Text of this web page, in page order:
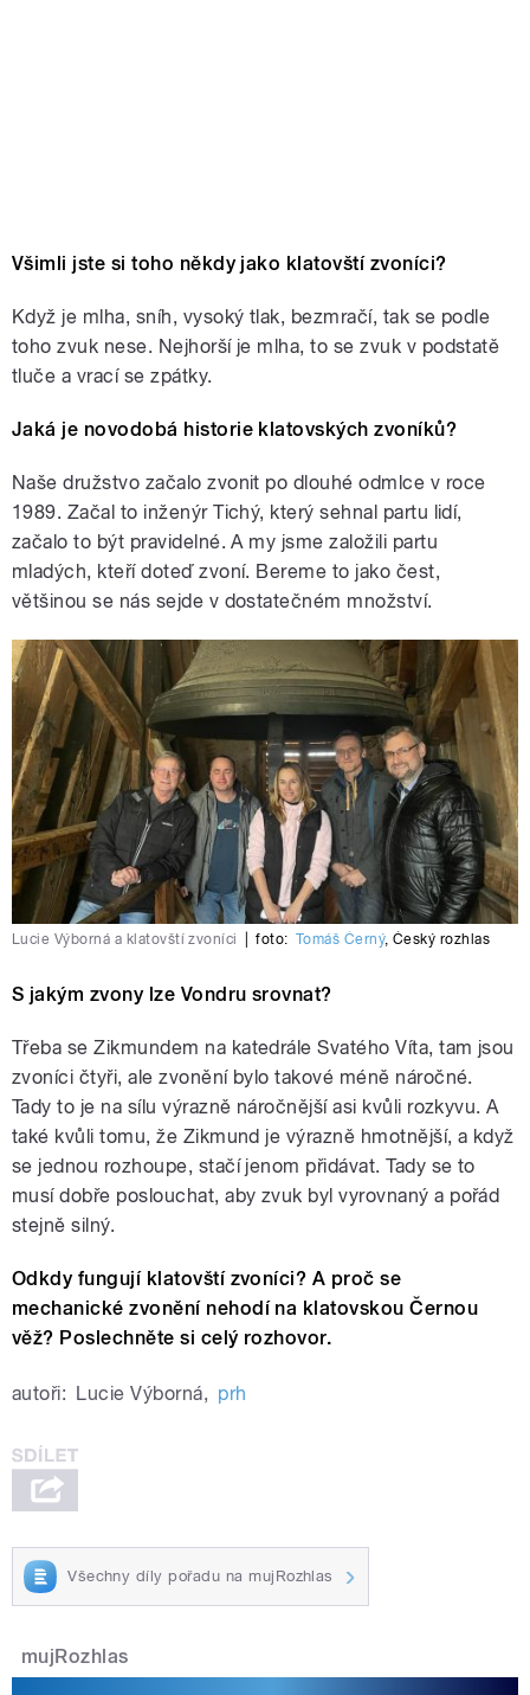
Všimli jste si toho někdy jako klatovští zvoníci?
Když je mlha, sníh, vysoký tlak, bezmračí, tak se podle
toho zvuk nese. Nejhorší je mlha, to se zvuk v podstatě
tluče a vrací se zpátky.
Jaká je novodobá historie klatovských zvoníků?
Naše družstvo začalo zvonit po dlouhé odmlce v roce
1989. Začal to inženýr Tichý, který sehnal partu lidí,
začalo to být pravidelné. A my jsme založili partu
mladých, kteří doteď zvoní. Bereme to jako čest,
většinou se nás sejde v dostatečném množství.
Lucie Výborná a klatovští zvoníci foto: Tomáš Černý, Český rozhlas
S jakým zvony lze Vondru srovnat?
Třeba se Zikmundem na katedrále Svatého Víta, tam jsou
zvoníci čtyři, ale zvonění bylo takové méně náročné.
Tady to je na sílu výrazně náročnější asi kvůli rozkyvu. A
také kvůli tomu, že Zikmund je výrazně hmotnější, a když
se jednou rozhoupe, stačí jenom přidávat. Tady se to
musí dobře poslouchat, aby zvuk byl vyrovnaný a pořád
stejně silný.
Odkdy fungují klatovští zvoníci? A proč se
mechanické zvonění nehodí na klatovskou Černou
věž? Poslechněte si celý rozhovor.
autoři: Lucie Výborná, prh
Všechny díly pořadu na mujRozhlas
mujRozhlas